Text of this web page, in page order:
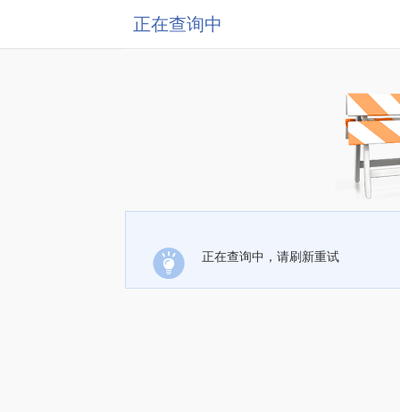
正在查询中
正在查询中，请刷新重试